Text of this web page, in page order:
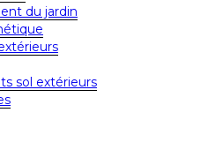
du jardin
sol extérieurs